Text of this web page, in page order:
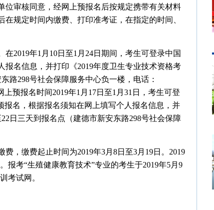
审核同意，经网上预报名后按规定携带有关材料
规定时间内缴费、打印准考证，在指定的时间、
2019年1月10日至1月24日期间，考生可登录中国
名信息，并打印《2019年度卫生专业技术资格考
路298号社会保障服务中心负一楼，电话：
预报名时间2019年1月17日至1月31日，考生可登
名，根据报名须知在网上填写个人报名信息，并
日三天到报名点（建德市新安东路298号社会保障
，缴费起止时间为2019年3月8日至3月19日。2019
报考“生殖健康教育技术”专业的考生于2019年5月9
考试网。